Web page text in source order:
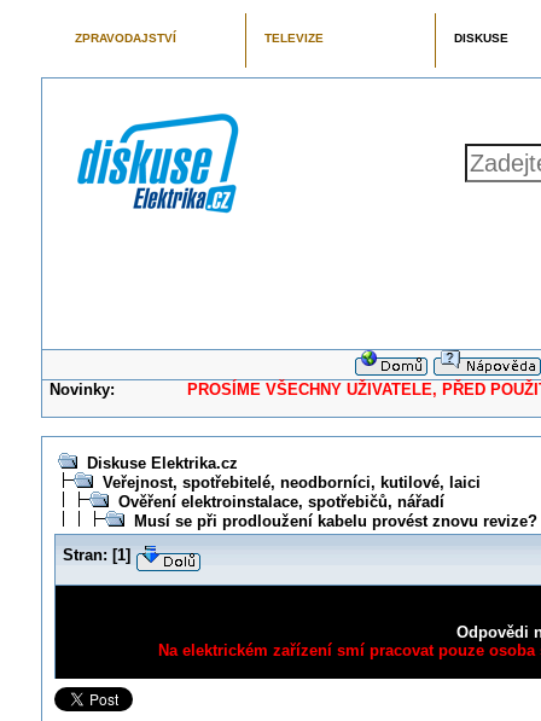
ZPRAVODAJSTVÍ TELEVIZE DISKUSE
Novinky: PROSÍME VŠECHNY UŽIVATELE, PŘED
Diskuse Elektrika.cz
Veřejnost, spotřebitelé, neodborníci, kutilové, laici
Ověření elektroinstalace, spotřebičů, nářadí
Musí se při prodloužení kabelu provést znovu revize?
Stran: [1]
Odpovědi
Na elektrickém zařízení smí pracovat pouze